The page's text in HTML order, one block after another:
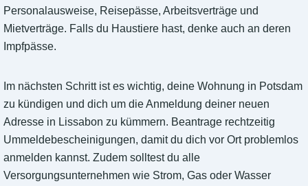
Personalausweise, Reisepässe, Arbeitsverträge und
Mietverträge. Falls du Haustiere hast, denke auch an deren
Impfpässe.
Im nächsten Schritt ist es wichtig, deine Wohnung in Potsdam
zu kündigen und dich um die Anmeldung deiner neuen
Adresse in Lissabon zu kümmern. Beantrage rechtzeitig
Ummeldebescheinigungen, damit du dich vor Ort problemlos
anmelden kannst. Zudem solltest du alle
Versorgungsunternehmen wie Strom, Gas oder Wasser